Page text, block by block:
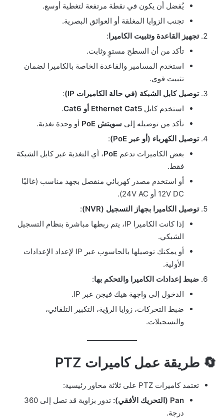
يُفضل أن يكون في نقطة مرتفعة لتغطية أوسع.
تجنب الزوايا المغلقة أو العوائق البصرية.
تجهيز القاعدة وتثبيت الكاميرا:
تأكد من أن السطح مستوٍ وثابت.
استخدم المسامير والقاعدة الخاصة بالكاميرا لضمان
تثبيت قوي.
توصيل كابل الشبكة (في حالة الكاميرات IP)
:
استخدم كابل Ethernet Cat5 أو Cat6
.
تأكد من توصيله إلى سويتش PoE
أو وحدة تغذية.
توصيل الكهرباء (أو عبر PoE)
:
بعض الكاميرات تدعم PoE، أي التغذية عبر كابل الشبكة
فقط.
أو استخدم مصدر كهربائي منفصل بجهد مناسب (غالبًا
12V DC أو 24V AC).
توصيل الكاميرا بجهاز التسجيل (NVR)
:
إذا كانت الكاميرا IP، يتم ربطها مباشرة بنظام التسجيل
الشبكي.
أو يمكنك توصيلها بالحاسوب عبر IP لإعداد الإعدادات
الأولية.
ضبط إعدادات الكاميرا والتحكم بها:
الدخول إلى واجهة هيك فيجن عبر IP.
ضبط التحركات، زوايا الرؤية، التكبير التلقائي،
والتسجيلات.
🔄 طريقة عمل كاميرات PTZ
تعتمد كاميرات PTZ على ثلاثة محاور رئيسية:
Pan (التحريك الأفقي):
تدور بزاوية قد تصل إلى 360
درجة.